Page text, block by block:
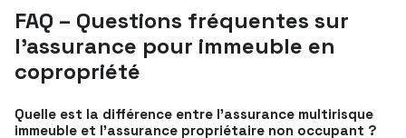
FAQ – Questions fréquentes sur
l’assurance pour immeuble en
copropriété
Quelle est la différence entre l’assurance multirisque
immeuble et l’assurance propriétaire non occupant ?